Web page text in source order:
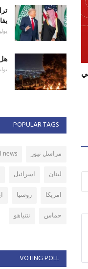
يوليو
يوليو
POPULAR TAGS
مراسل نيوز news
لبنان
اسرائيل
امريكا
روسيا
حماس
نتنياهو
VOTING POLL